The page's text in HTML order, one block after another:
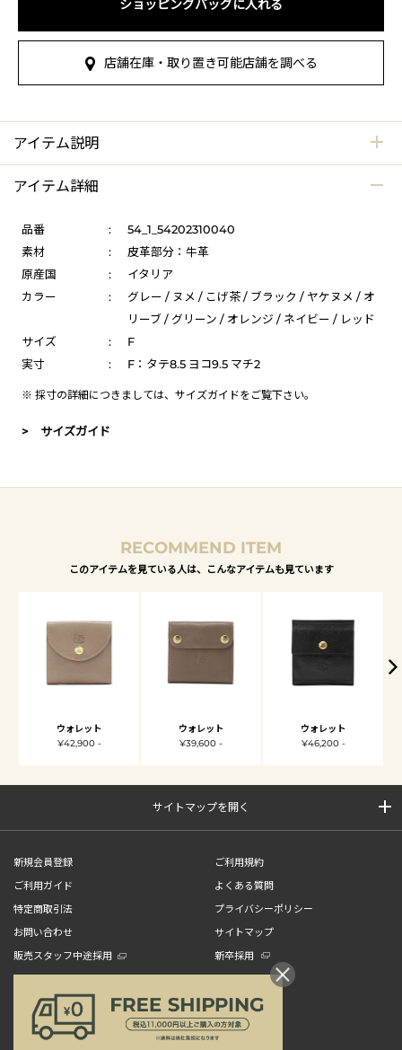
ショッピングバッグに入れる
店舗在庫・取り置き可能店舗を調べる
アイテム説明
アイテム詳細
品番 :
54_1_54202310040
素材
:
皮革部分：牛革
原産国
:
イタリア
カラー
:
グレー / ヌメ / こげ茶 / ブラック / ヤケヌメ / オ
リーブ / グリーン / オレンジ / ネイビー / レッド
サイズ
:
F
実寸
: F：タテ8.5 ヨコ9.5 マチ2
※ 採寸の詳細につきましては、 サイズガイドをご覧下さい。
> サイズガイド
RECOMMEND ITEM
このアイテムを見ている人は、こんなアイテムも見ています
ウォレット
¥42,900 -
ウォレット
¥39,600 -
ウォレット
¥46,200 -
サイトマップを開く
新規会員登録
ご利用規約
ご利用ガイド
よくある質問
特定商取引法
プライバシーポリシー
お問い合わせ
サイトマップ
販売スタッフ中途採用
新卒採用